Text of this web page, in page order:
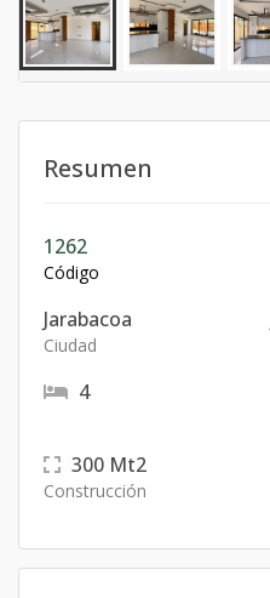
Resumen
1262
Código
Jarabacoa
Ciudad
4
300 Mt2
Construcción